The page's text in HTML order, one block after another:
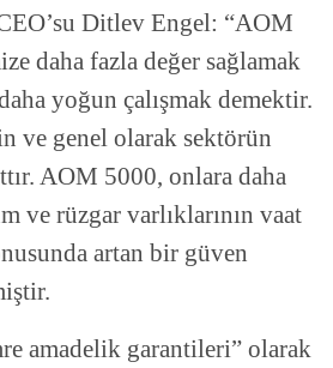
Ditlev Engel: “AOM
daha fazla değer sağlamak
yoğun çalışmak demektir.
ve genel olarak sektörün
AOM 5000, onlara daha
ve rüzgar varlıklarının vaat
artan bir güven
amadelik garantileri” olarak